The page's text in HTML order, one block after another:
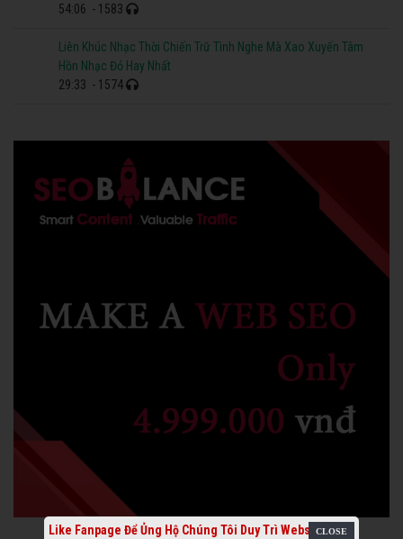
54:06 - 1583
Liên Khúc Nhạc Thời Chiến Trữ Tình Nghe Mà Xao Xuyến Tâm
Hồn Nhạc Đỏ Hay Nhất
29:33 - 1574
Like Fanpage Để Ủng Hộ Chúng Tôi Duy Trì Website